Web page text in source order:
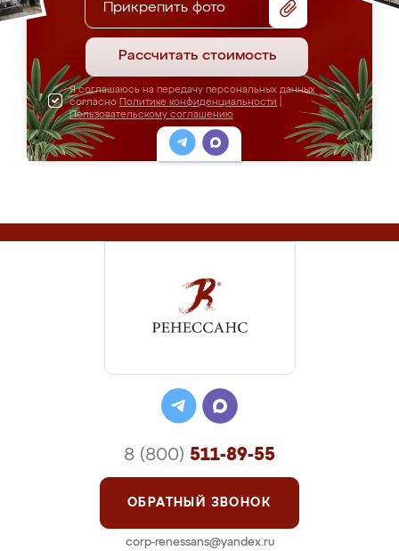
Прикрепить фото
Рассчитать стоимость
Я соглашаюсь на передачу персональных данных
согласно Политике конфиденциальности
Пользовательскому соглашению
8 (800) 511-89-55
ОБРАТНЫЙ ЗВОНОК
corp-renessans@yandex.ru